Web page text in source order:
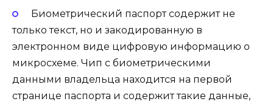
Биометрический паспорт содержит не
только текст, но и закодированную в
электронном виде цифровую информацию о
микросхеме. Чип с биометрическими
данными владельца находится на первой
странице паспорта и содержит такие данные,